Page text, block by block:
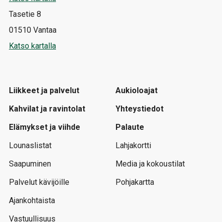
Tasetie 8
01510 Vantaa
Katso kartalla
Liikkeet ja palvelut
Kahvilat ja ravintolat
Elämykset ja viihde
Lounaslistat
Saapuminen
Palvelut kävijöille
Ajankohtaista
Vastuullisuus
Aukioloajat
Yhteystiedot
Palaute
Lahjakortti
Media ja kokoustilat
Pohjakartta